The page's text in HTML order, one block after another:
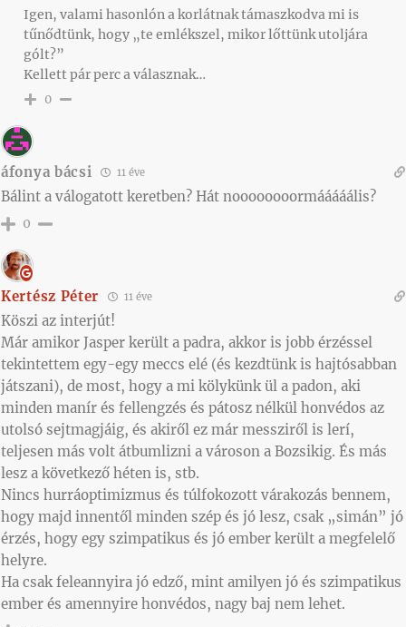
Igen, valami hasonlón a korlátnak támaszkodva mi is
tűnődtünk, hogy „te emlékszel, mikor lőttünk utoljára
gólt?”
Kellett pár perc a válasznak…
0
áfonya bácsi 11 éve
Bálint a válogatott keretben? Hát noooooooormááááális?
0
Kertész Péter 11 éve
Köszi az interjút!
Már amikor Jasper került a padra, akkor is jobb érzéssel
tekintettem egy-egy meccs elé (és kezdtünk is hajtósabban
játszani), de most, hogy a mi kölykünk ül a padon, aki
minden manír és fellengzés és pátosz nélkül honvédos az
utolsó sejtmagjáig, és akiről ez már messziről is lerí,
teljesen más volt átbumlizni a városon a Bozsikig. És más
lesz a következő héten is, stb.
Nincs hurráoptimizmus és túlfokozott várakozás bennem,
hogy majd innentől minden szép és jó lesz, csak „simán” jó
érzés, hogy egy szimpatikus és jó ember került a megfelelő
helyre.
Ha csak feleannyira jó edző, mint amilyen jó és szimpatikus
ember és amennyire honvédos, nagy baj nem lehet.